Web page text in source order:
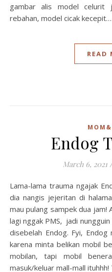
gambar alis model
rebahan, model cicak kecepit…
READ
Endog
March 6, 2021 /
Lama-lama trauma ngajak Endog ke mall. Tiga minggu lalu
dia nangis jejeritan di
mau pulang sampek dua jam!
lagi nggak PMS, jadi
disebelah Endog. Fyi, Endog
karena minta belikan mobil
mobilan, tapi mobil
masuk/keluar mall-mall